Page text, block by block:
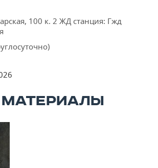
100 к. 2 ЖД станция: Гжд